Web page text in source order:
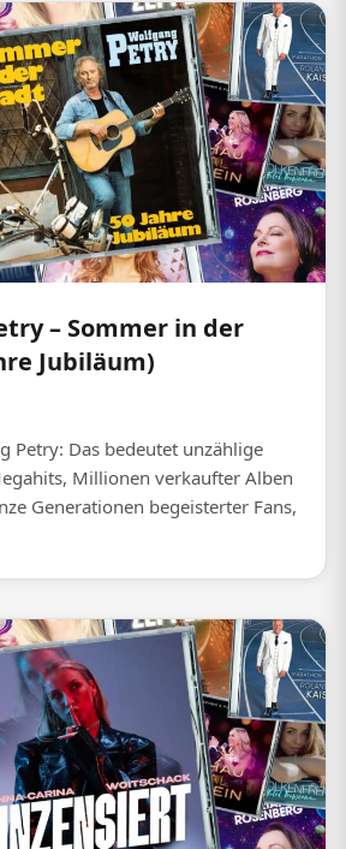
– Sommer in der
Jubiläum)
Petry: Das bedeutet unzählige
Millionen verkaufter Alben
Generationen begeisterter Fans,